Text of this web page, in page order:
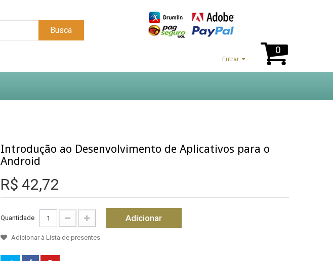
Busca
0
Entrar
Introdução ao Desenvolvimento de Aplicativos para o
Android
R$ 42,72
Quantidade Adicionar
Adicionar à Lista de presentes